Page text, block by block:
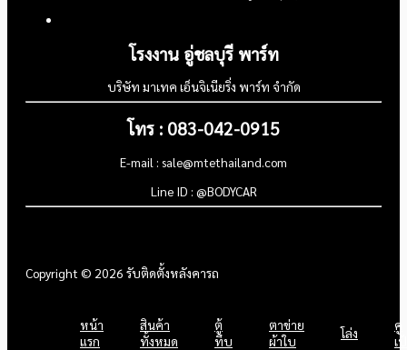
โรงงาน อู่ชลบุรี พาร์ท
บริษัท มาเทค เอ็นจิเนียริ่ง พาร์ท จำกัด
โทร : 083-042-0915
E-mail : sale@mtethailand.com
Line ID : @BODYCAR
Copyright © 2026 รับติดตั้งหลังคารถ
หน้า
แรก
สินค้า
ทั้งหมด
ตู้
ทึบ
ตาข่าย
ผ้าใบ
โล่ง
คู
เป้